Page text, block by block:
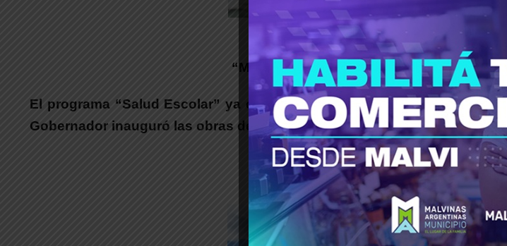
“Mientras el Estado nacional te
El programa “Salud Escolar” ya cuenta con 24 municipios adheridos
Gobernador inauguró las obras de ampliación de la Escuela Primaria Nº